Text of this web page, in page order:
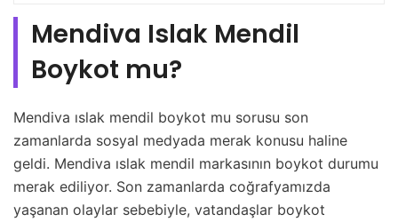
Mendiva Islak Mendil
Boykot mu?
Mendiva ıslak mendil boykot mu sorusu son
zamanlarda sosyal medyada merak konusu haline
geldi. Mendiva ıslak mendil markasının boykot durumu
merak ediliyor. Son zamanlarda coğrafyamızda
yaşanan olaylar sebebiyle, vatandaşlar boykot